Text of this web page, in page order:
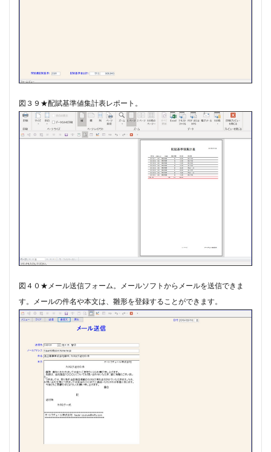
図３９★配賦基準値集計表レポート。
図４０★メール送信フォーム。メールソフトからメールを送信できま
す。​メールの件名や本文は、雛形を登録することができます。​